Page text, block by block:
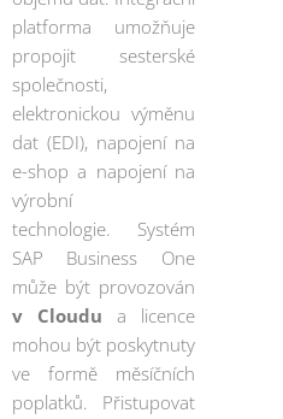
platforma umožňuje
propojit sesterské
společnosti,
elektronickou výměnu
dat (EDI), napojení na
e-shop a napojení na
výrobní
technologie. Systém
SAP Business One
může být provozován
v Cloudu a licence
mohou být poskytnuty
ve formě měsíčních
poplatků. Přistupovat